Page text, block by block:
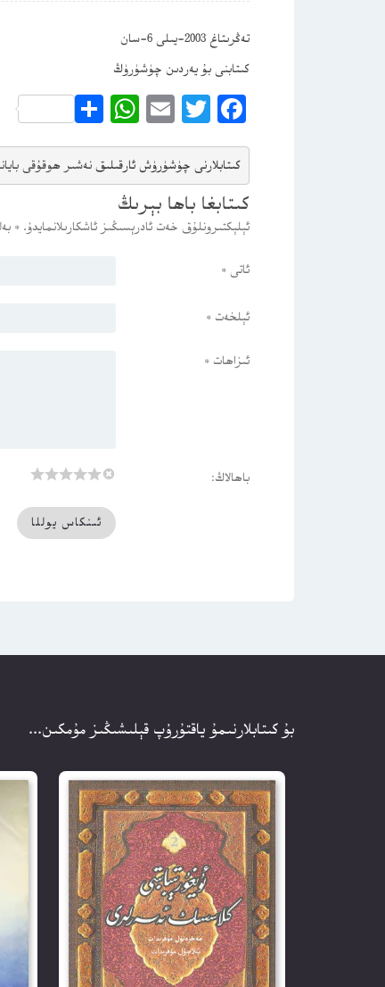
تەڭرىتاغ 2003-يىلى 6-سان
كىتابنى بۇ يەردىن چۈشۈرۈڭ
Facebook
Twitter
Email
WhatsApp
Share
كىتابلارنى چۈشۈرۈش ئارقىلىق نەشىر ھوقۇقى
كىتابغا باھا بېرىڭ
ئېلېكتىرونلۇق خەت ئادرېسىڭىز ئاشكارىلانمايدۇ. *
ئاتى *
ئېلخەت *
ئىزاھات *
باھالاڭ:
بۇ كىتابلارنىمۇ ياقتۇرۇپ قېلىشىڭىز مۇمكىن...